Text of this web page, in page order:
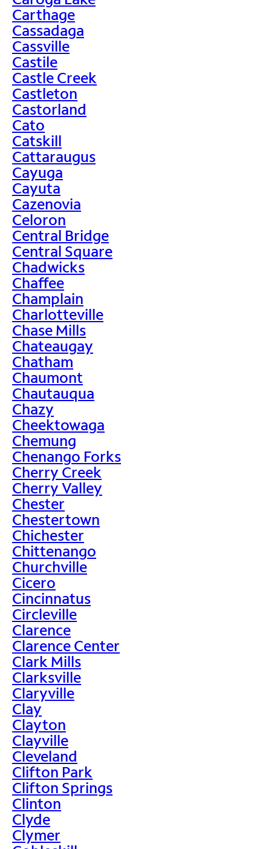
Carthage
Cassadaga
Cassville
Castile
Castle Creek
Castleton
Castorland
Cato
Catskill
Cattaraugus
Cayuga
Cayuta
Cazenovia
Celoron
Central Bridge
Central Square
Chadwicks
Chaffee
Champlain
Charlotteville
Chase Mills
Chateaugay
Chatham
Chaumont
Chautauqua
Chazy
Cheektowaga
Chemung
Chenango Forks
Cherry Creek
Cherry Valley
Chester
Chestertown
Chichester
Chittenango
Churchville
Cicero
Cincinnatus
Circleville
Clarence
Clarence Center
Clark Mills
Clarksville
Claryville
Clay
Clayton
Clayville
Cleveland
Clifton Park
Clifton Springs
Clinton
Clyde
Clymer